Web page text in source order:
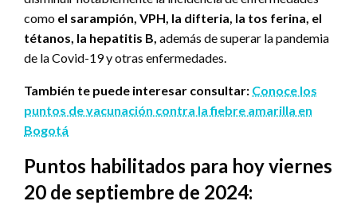
como el sarampión, VPH, la difteria, la tos ferina, el
tétanos, la hepatitis B, además de superar la pandemia
de la Covid-19 y otras enfermedades.
También te puede interesar consultar: Conoce los
puntos de vacunación contra la fiebre amarilla en
Bogotá
Puntos habilitados para hoy viernes
20 de septiembre de 2024: